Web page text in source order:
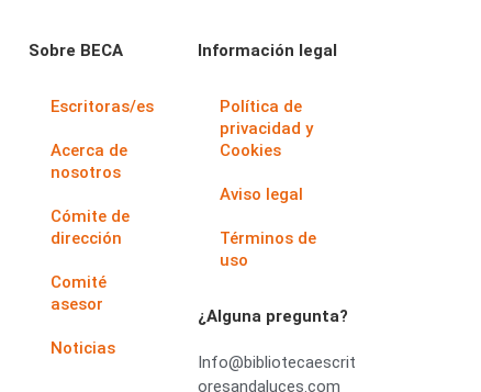
Sobre BECA
Escritoras/es
Acerca de
nosotros
Cómite de
dirección
Comité
asesor
Noticias
Información legal
Política de
privacidad y
Cookies
Aviso legal
Términos de
uso
¿Alguna pregunta?
Info@bibliotecaescrit
oresandaluces.com